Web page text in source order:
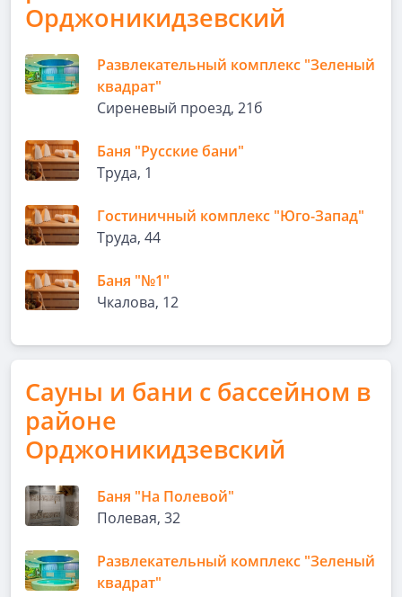
Орджоникидзевский
Развлекательный комплекс "Зеленый
квадрат"
Сиреневый проезд, 21б
Баня "Русские бани"
Труда, 1
Гостиничный комплекс "Юго-Запад"
Труда, 44
Баня "№1"
Чкалова, 12
Сауны и бани с бассейном в
районе
Орджоникидзевский
Баня "На Полевой"
Полевая, 32
Развлекательный комплекс "Зеленый
квадрат"